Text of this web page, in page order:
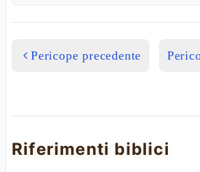
Pericope precedente
Riferimenti biblici